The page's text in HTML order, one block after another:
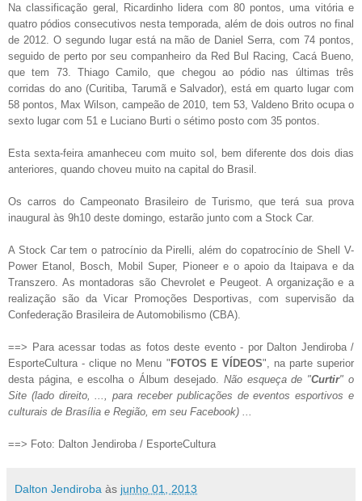
Na classificação geral, Ricardinho lidera com 80 pontos, uma vitória e
quatro pódios consecutivos nesta temporada, além de dois outros no final
de 2012. O segundo lugar está na mão de Daniel Serra, com 74 pontos,
seguido de perto por seu companheiro da Red Bul Racing, Cacá Bueno,
que tem 73. Thiago Camilo, que chegou ao pódio nas últimas três
corridas do ano (Curitiba, Tarumã e Salvador), está em quarto lugar com
58 pontos, Max Wilson, campeão de 2010, tem 53, Valdeno Brito ocupa o
sexto lugar com 51 e Luciano Burti o sétimo posto com 35 pontos.
Esta sexta-feira amanheceu com muito sol, bem diferente dos dois dias
anteriores, quando choveu muito na capital do Brasil.
Os carros do Campeonato Brasileiro de Turismo, que terá sua prova
inaugural às 9h10 deste domingo, estarão junto com a Stock Car.
A Stock Car tem o patrocínio da Pirelli, além do copatrocínio de Shell V-
Power Etanol, Bosch, Mobil Super, Pioneer e o apoio da Itaipava e da
Transzero. As montadoras são Chevrolet e Peugeot. A organização e a
realização são da Vicar Promoções Desportivas, com supervisão da
Confederação Brasileira de Automobilismo (CBA).
==> Para acessar todas as fotos deste evento - por Dalton Jendiroba /
EsporteCultura - clique no Menu "FOTOS E VÍDEOS", na parte superior
desta página, e escolha o Álbum desejado. Não esqueça de "Curtir" o
Site (lado direito, ..., para receber publicações de eventos esportivos e
culturais de Brasília e Região, em seu Facebook) ...
==> Foto: Dalton Jendiroba / EsporteCultura
Dalton Jendiroba às junho 01, 2013